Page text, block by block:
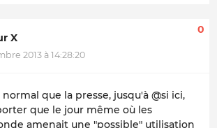
X
2013 à 14:28:20
0
que la presse, jusqu'à @si ici,
que le jour même où les
amenait une "possible" utilisation